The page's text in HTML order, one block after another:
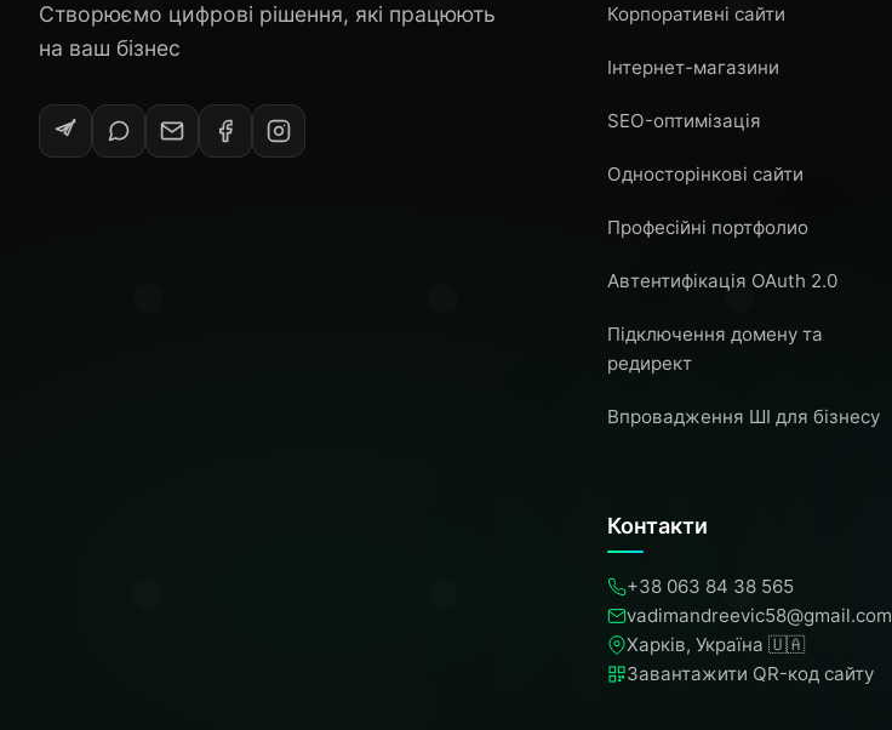
Створюємо цифрові рішення, які працюють
на ваш бізнес
Корпоративні сайти
Інтернет-магазини
SEO-оптимізація
Односторінкові сайти
Професійні портфолио
Автентифікація OAuth 2.0
Підключення домену та
редирект
Впровадження ШІ для бізнесу
Контакти
+38 063 84 38 565
vadimandreevic58@gmail.com
Харків, Україна 🇺🇦
Завантажити QR-код сайту